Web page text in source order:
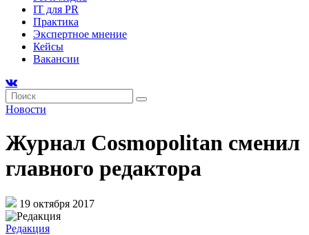
IT для PR
Практика
Экспертное мнение
Кейсы
Вакансии
Новости
Журнал Cosmopolitan сменил
главного редактора
19 октября 2017
Редакция